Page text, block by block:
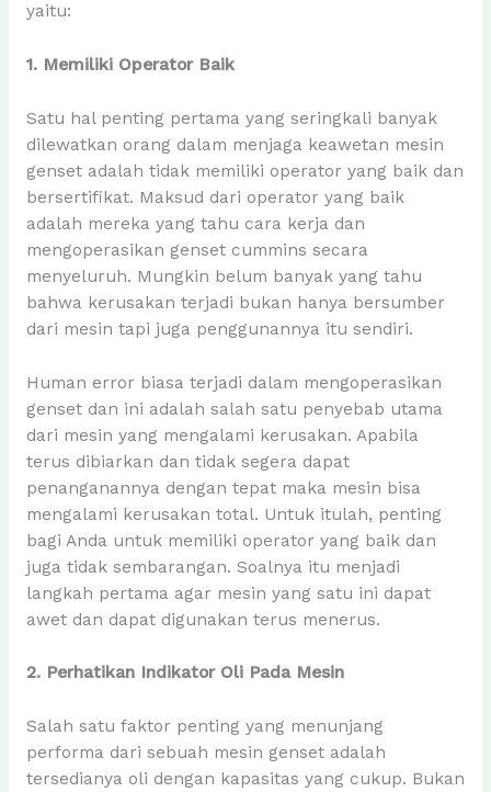
yaitu:
1. Memiliki Operator Baik
Satu hal penting pertama yang seringkali banyak
dilewatkan orang dalam menjaga keawetan mesin
genset adalah tidak memiliki operator yang baik dan
bersertifikat. Maksud dari operator yang baik
adalah mereka yang tahu cara kerja dan
mengoperasikan genset cummins secara
menyeluruh. Mungkin belum banyak yang tahu
bahwa kerusakan terjadi bukan hanya bersumber
dari mesin tapi juga penggunannya itu sendiri.
Human error biasa terjadi dalam mengoperasikan
genset dan ini adalah salah satu penyebab utama
dari mesin yang mengalami kerusakan. Apabila
terus dibiarkan dan tidak segera dapat
penanganannya dengan tepat maka mesin bisa
mengalami kerusakan total. Untuk itulah, penting
bagi Anda untuk memiliki operator yang baik dan
juga tidak sembarangan. Soalnya itu menjadi
langkah pertama agar mesin yang satu ini dapat
awet dan dapat digunakan terus menerus.
2. Perhatikan Indikator Oli Pada Mesin
Salah satu faktor penting yang menunjang
performa dari sebuah mesin genset adalah
tersedianya oli dengan kapasitas yang cukup. Bukan